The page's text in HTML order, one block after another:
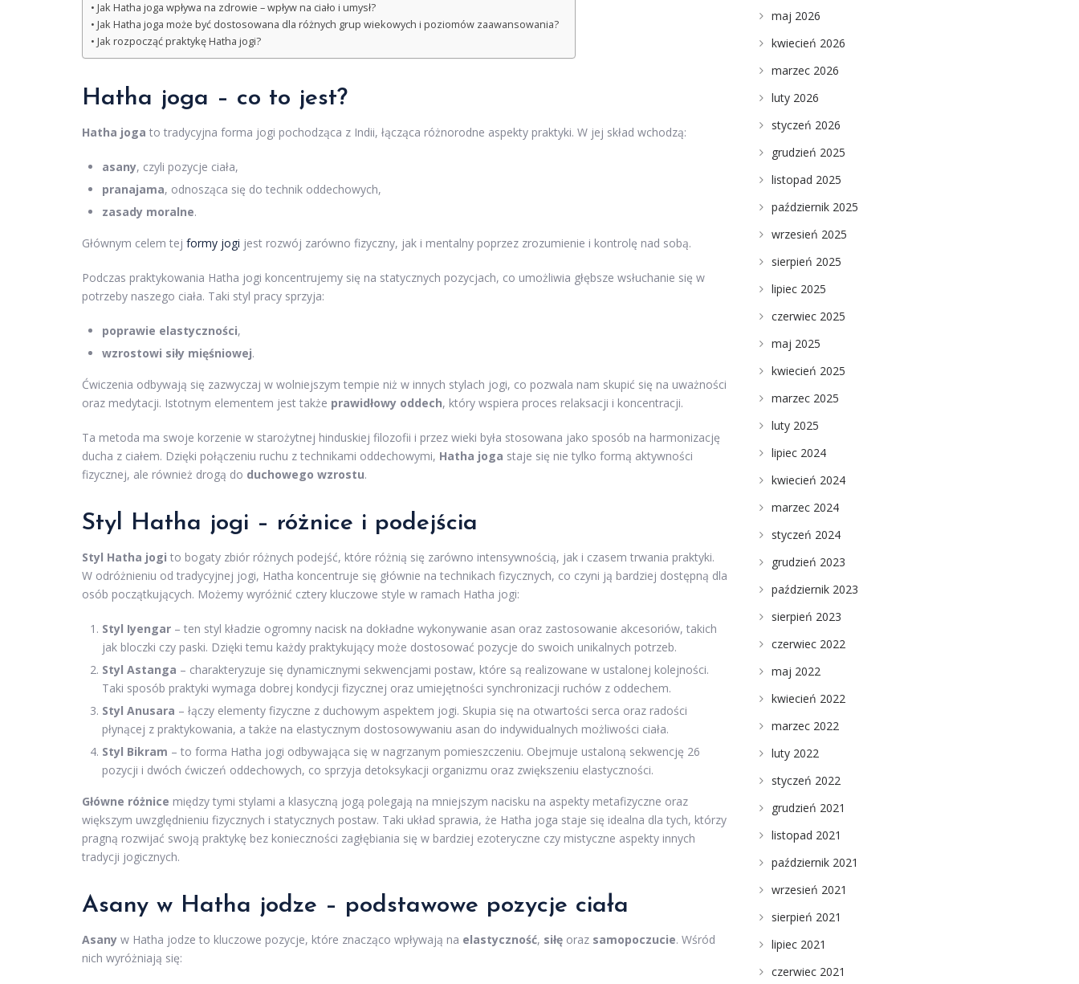
Jak Hatha joga wpływa na zdrowie – wpływ na ciało i umysł?
Jak Hatha joga może być dostosowana dla różnych grup wiekowych i poziomów zaawansowania?
Jak rozpocząć praktykę Hatha jogi?
Hatha joga – co to jest?
Hatha joga to tradycyjna forma jogi pochodząca z Indii, łącząca różnorodne aspekty praktyki. W jej skład wchodzą:
asany, czyli pozycje ciała,
pranajama, odnosząca się do technik oddechowych,
zasady moralne.
Głównym celem tej formy jogi jest rozwój zarówno fizyczny, jak i mentalny poprzez zrozumienie i kontrolę nad sobą.
Podczas praktykowania Hatha jogi koncentrujemy się na statycznych pozycjach, co umożliwia głębsze wsłuchanie się w
potrzeby naszego ciała. Taki styl pracy sprzyja:
poprawie elastyczności,
wzrostowi siły mięśniowej.
Ćwiczenia odbywają się zazwyczaj w wolniejszym tempie niż w innych stylach jogi, co pozwala nam skupić się na uważności
oraz medytacji. Istotnym elementem jest także prawidłowy oddech, który wspiera proces relaksacji i koncentracji.
Ta metoda ma swoje korzenie w starożytnej hinduskiej filozofii i przez wieki była stosowana jako sposób na harmonizację
ducha z ciałem. Dzięki połączeniu ruchu z technikami oddechowymi, Hatha joga staje się nie tylko formą aktywności
fizycznej, ale również drogą do duchowego wzrostu.
Styl Hatha jogi – różnice i podejścia
Styl Hatha jogi to bogaty zbiór różnych podejść, które różnią się zarówno intensywnością, jak i czasem trwania praktyki.
W odróżnieniu od tradycyjnej jogi, Hatha koncentruje się głównie na technikach fizycznych, co czyni ją bardziej dostępną dla
osób początkujących. Możemy wyróżnić cztery kluczowe style w ramach Hatha jogi:
Styl Iyengar – ten styl kładzie ogromny nacisk na dokładne wykonywanie asan oraz zastosowanie akcesoriów, takich
jak bloczki czy paski. Dzięki temu każdy praktykujący może dostosować pozycje do swoich unikalnych potrzeb.
Styl Astanga – charakteryzuje się dynamicznymi sekwencjami postaw, które są realizowane w ustalonej kolejności.
Taki sposób praktyki wymaga dobrej kondycji fizycznej oraz umiejętności synchronizacji ruchów z oddechem.
Styl Anusara – łączy elementy fizyczne z duchowym aspektem jogi. Skupia się na otwartości serca oraz radości
płynącej z praktykowania, a także na elastycznym dostosowywaniu asan do indywidualnych możliwości ciała.
Styl Bikram – to forma Hatha jogi odbywająca się w nagrzanym pomieszczeniu. Obejmuje ustaloną sekwencję 26
pozycji i dwóch ćwiczeń oddechowych, co sprzyja detoksykacji organizmu oraz zwiększeniu elastyczności.
Główne różnice między tymi stylami a klasyczną jogą polegają na mniejszym nacisku na aspekty metafizyczne oraz
większym uwzględnieniu fizycznych i statycznych postaw. Taki układ sprawia, że Hatha joga staje się idealna dla tych, którzy
pragną rozwijać swoją praktykę bez konieczności zagłębiania się w bardziej ezoteryczne czy mistyczne aspekty innych
tradycji jogicznych.
Asany w Hatha jodze – podstawowe pozycje ciała
Asany w Hatha jodze to kluczowe pozycje, które znacząco wpływają na elastyczność, siłę oraz samopoczucie. Wśród
nich wyróżniają się:
maj 2026
kwiecień 2026
marzec 2026
luty 2026
styczeń 2026
grudzień 2025
listopad 2025
październik 2025
wrzesień 2025
sierpień 2025
lipiec 2025
czerwiec 2025
maj 2025
kwiecień 2025
marzec 2025
luty 2025
lipiec 2024
kwiecień 2024
marzec 2024
styczeń 2024
grudzień 2023
październik 2023
sierpień 2023
czerwiec 2022
maj 2022
kwiecień 2022
marzec 2022
luty 2022
styczeń 2022
grudzień 2021
listopad 2021
październik 2021
wrzesień 2021
sierpień 2021
lipiec 2021
czerwiec 2021